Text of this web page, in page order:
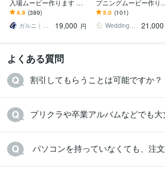
入場ムービー作ります Gr
eatest Showも可能！結婚
式オープニングムービー
4.9 (389)
ガルニ｜ウェディングムービー＆ギフト
19,000 円
プニングムービー作りま
す 【結婚式オープニング
ムービー】無料楽曲あ
り！DVD納品も対応
5.0 (101)
WeddingStudio_M
21,000
よくある質問
割引してもらうことは可能ですか？